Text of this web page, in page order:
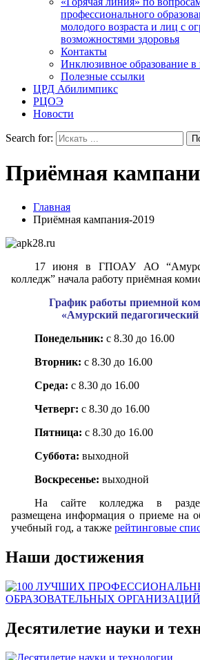
профессионального
молодого возраста и лиц с
возможностями здоровья
Контакты
Инклюзивное образование в
Полезные ссылки
ЦРД Абилимпикс
РЦОЭ
Новости
Search for:
Приёмная
Главная
Приёмная кампания-2019
17 июня в ГПОАУ АО
колледж” начала работу приёмная
График работы приемной
«Амурский
Понедельник: с 8.30 до 16.00
Вторник: с 8.30 до 16.00
Среда: с 8.30 до 16.00
Четверг: с 8.30 до 16.00
Пятница: с 8.30 до 16.00
Суббота: выходной
Воскресенье: выходной
На сайте колледжа в
размещена информация о приеме на
учебный год, а также рейтинговые
Наши достижения
Десятилетие науки и